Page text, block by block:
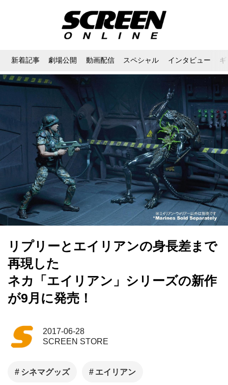
新着記事 劇場公開 動画配信 スペシャル インタビュー
リプリーとエイリアンの身長差まで
再現した
ネカ「エイリアン」シリーズの新作
が9月に発売！
2017-06-28
SCREEN STORE
シネマグッズ エイリアン